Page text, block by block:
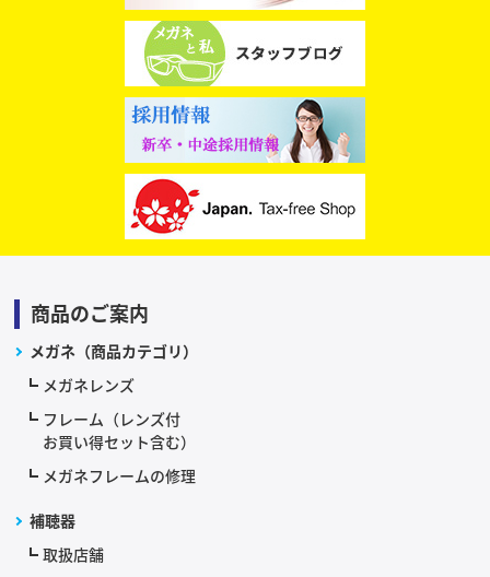
商品のご案内
メガネ（商品カテゴリ）
メガネレンズ
フレーム（レンズ付
お買い得セット含む）
メガネフレームの修理
補聴器
取扱店舗